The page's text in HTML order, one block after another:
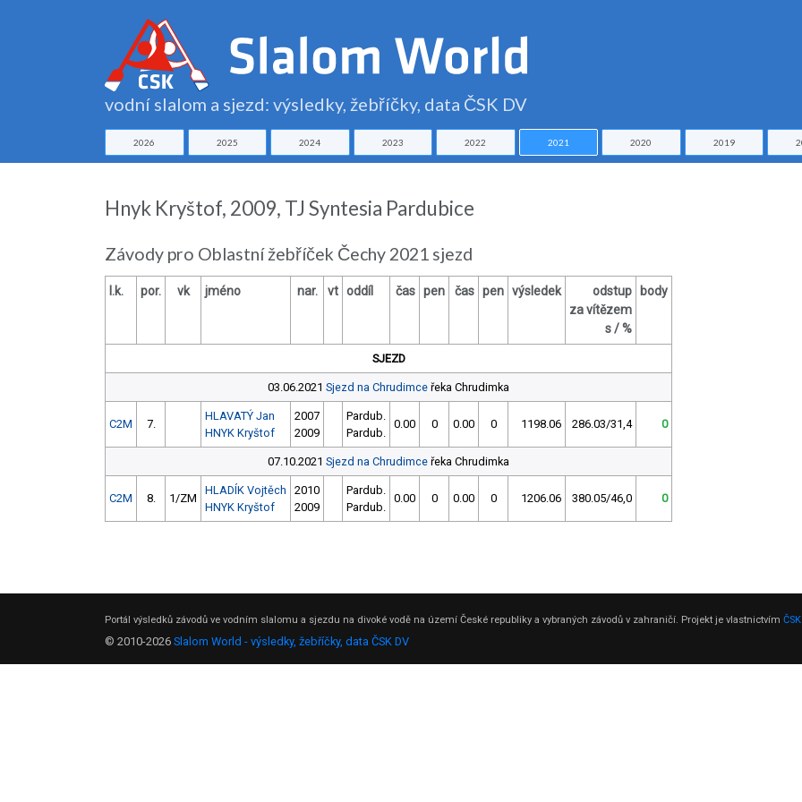
vodní slalom a sjezd: výsledky, žebříčky, data ČSK DV
2026 2025 2024 2023 2022 2021 2020 2019
Hnyk Kryštof, 2009, TJ Syntesia Pardubice
Závody pro Oblastní žebříček Čechy 2021 sjezd
l.k. por. vk jméno nar. vt oddíl čas pen čas pen výsledek
odstup
za vítězem
s / %
body
SJEZD
03.06.2021 Sjezd na Chrudimce řeka Chrudimka
C2M 7.
HLAVATÝ Jan
HNYK Kryštof
2007
2009
Pardub.
Pardub.
0.00 0 0.00 0 1198.06 286.03/31,4 0
07.10.2021 Sjezd na Chrudimce řeka Chrudimka
C2M 8. 1/ZM
HLADÍK Vojtěch
HNYK Kryštof
2010
2009
Pardub.
Pardub.
0.00 0 0.00 0 1206.06 380.05/46,0 0
Portál výsledků závodů ve vodním slalomu a sjezdu na divoké vodě na území České republiky a vybraných závodů v zahraničí. Projekt je vlastnictvím
© 2010-2026 Slalom World - výsledky, žebříčky, data ČSK DV